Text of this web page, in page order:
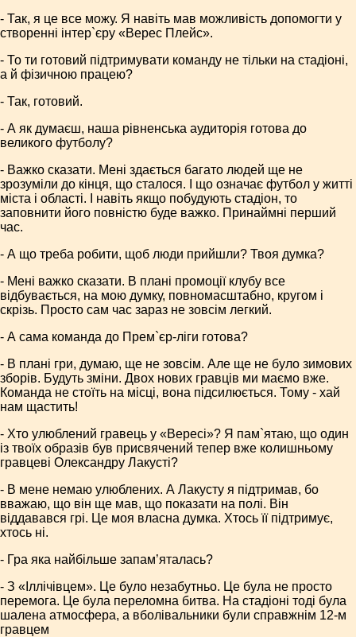
- Так, я це все можу. Я навіть мав можливість допомогти у
створенні інтер`єру «Верес Плейс».
- То ти готовий підтримувати команду не тільки на стадіоні,
а й фізичною працею?
- Так, готовий.
- А як думаєш, наша рівненська аудиторія готова до
великого футболу?
- Важко сказати. Мені здається багато людей ще не
зрозуміли до кінця, що сталося. І що означає футбол у житті
міста і області. І навіть якщо побудують стадіон, то
заповнити його повністю буде важко. Принаймні перший
час.
- А що треба робити, щоб люди прийшли? Твоя думка?
- Мені важко сказати. В плані промоції клубу все
відбувається, на мою думку, повномасштабно, кругом і
скрізь. Просто сам час зараз не зовсім легкий.
- А сама команда до Прем`єр-ліги готова?
- В плані гри, думаю, ще не зовсім. Але ще не було зимових
зборів. Будуть зміни. Двох нових гравців ми маємо вже.
Команда не стоїть на місці, вона підсилюється. Тому - хай
нам щастить!
- Хто улюблений гравець у «Вересі»? Я пам`ятаю, що один
із твоїх образів був присвячений тепер вже колишньому
гравцеві Олександру Лакусті?
- В мене немаю улюблених. А Лакусту я підтримав, бо
вважаю, що він ще мав, що показати на полі. Він
віддавався грі. Це моя власна думка. Хтось її підтримує,
хтось ні.
- Гра яка найбільше за­пам’ята­лась?
- З «Іллічівцем». Це було незабутньо. Це була не просто
перемога. Це була переломна битва. На стадіоні тоді була
шалена атмосфера, а вболівальники були справжнім 12-м
гравцем